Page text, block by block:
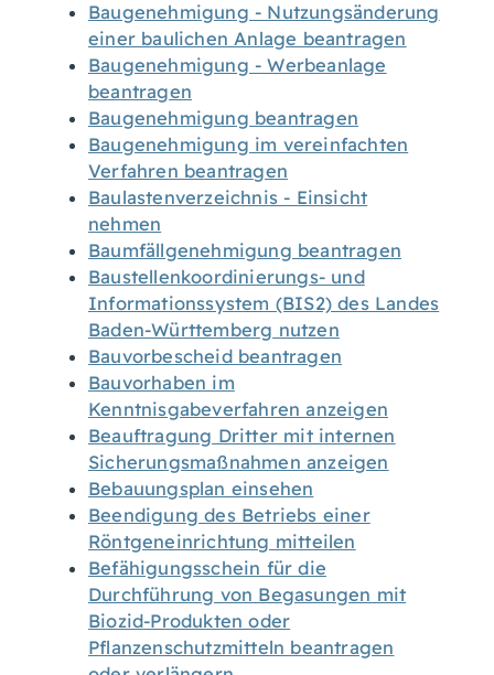
Baugenehmigung - Nutzungsänderung
einer baulichen Anlage beantragen
Baugenehmigung - Werbeanlage
beantragen
Baugenehmigung beantragen
Baugenehmigung im vereinfachten
Verfahren beantragen
Baulastenverzeichnis - Einsicht
nehmen
Baumfällgenehmigung beantragen
Baustellenkoordinierungs- und
Informationssystem (BIS2) des Landes
Baden-Württemberg nutzen
Bauvorbescheid beantragen
Bauvorhaben im
Kenntnisgabeverfahren anzeigen
Beauftragung Dritter mit internen
Sicherungsmaßnahmen anzeigen
Bebauungsplan einsehen
Beendigung des Betriebs einer
Röntgeneinrichtung mitteilen
Befähigungsschein für die
Durchführung von Begasungen mit
Biozid-Produkten oder
Pflanzenschutzmitteln beantragen